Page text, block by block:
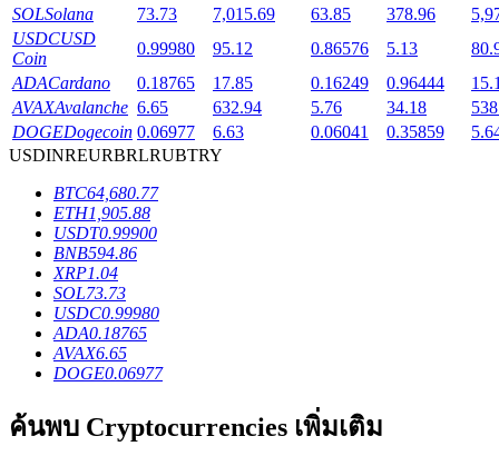
เงินกู้
บริการยืมเงินที่ได้รับการสนับสนุนจาก Crypto
ลงทุนอัตโนมัติ
SOLSolana 73.73 7,015.69 63.85 378.96
USDCUSD
Coin
0.99980 95.12 0.86576 5.13
ADACardano 0.18765 17.85 0.16249 0.96444
AVAXAvalanche 6.65 632.94 5.76 34.18
DOGEDogecoin 0.06977 6.63 0.06041 0.35859
USDINREURBRLRUBTRY
BTC64,680.77
ETH1,905.88
USDT0.99900
BNB594.86
XRP1.04
SOL73.73
USDC0.99980
ADA0.18765
AVAX6.65
DOGE0.06977
ค้นพบ Cryptocurrencies เพิ่มเติม